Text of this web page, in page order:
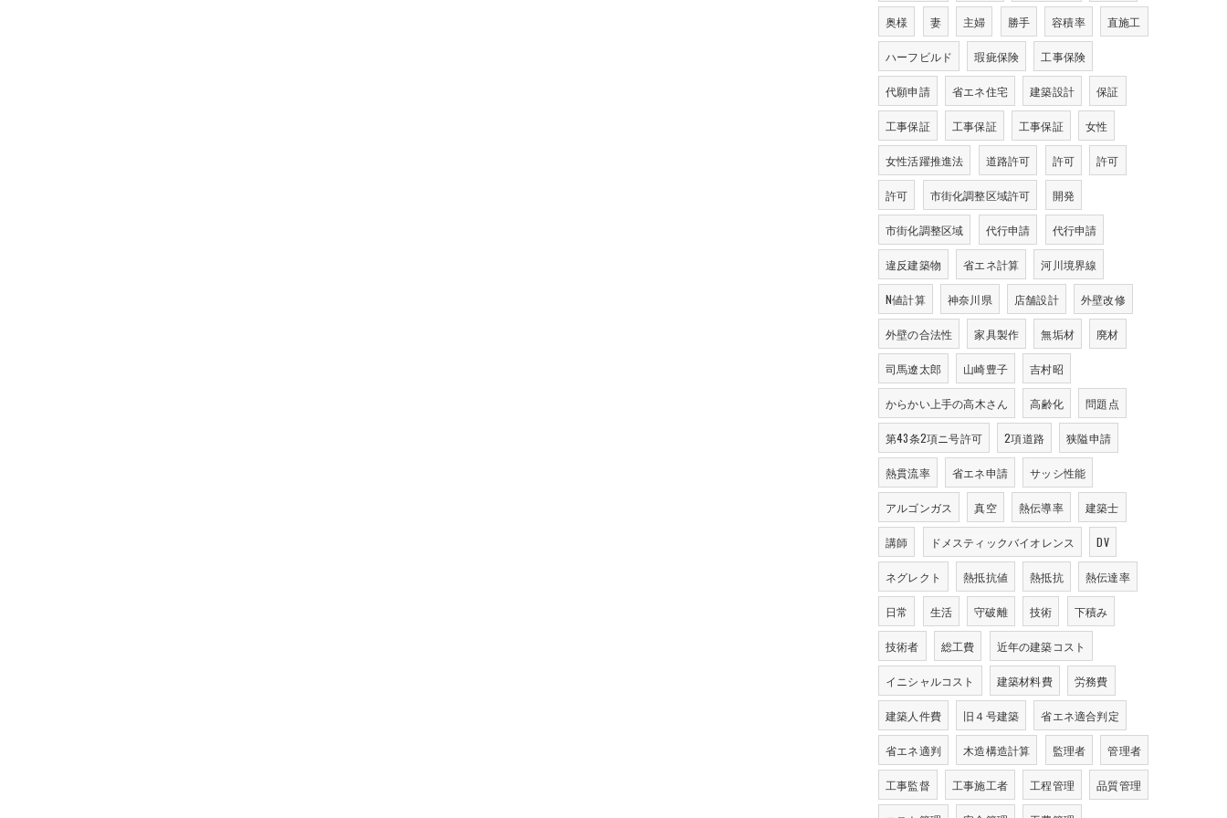
奥様 妻 主婦 勝手 容積率 直施工
ハーフビルド 瑕疵保険 工事保険
代願申請 省エネ住宅 建築設計 保証
工事保証 工事保証 工事保証 女性
女性活躍推進法 道路許可 許可 許可
許可 市街化調整区域許可 開発
市街化調整区域 代行申請 代行申請
違反建築物 省エネ計算 河川境界線
N値計算 神奈川県 店舗設計 外壁改修
外壁の合法性 家具製作 無垢材 廃材
司馬遼太郎 山崎豊子 吉村昭
からかい上手の高木さん 高齢化 問題点
第43条2項ニ号許可 2項道路 狭隘申請
熱貫流率 省エネ申請 サッシ性能
アルゴンガス 真空 熱伝導率 建築士
講師 ドメスティックバイオレンス DV
ネグレクト 熱抵抗値 熱抵抗 熱伝達率
日常 生活 守破離 技術 下積み
技術者 総工費 近年の建築コスト
イニシャルコスト 建築材料費 労務費
建築人件費 旧４号建築 省エネ適合判定
省エネ適判 木造構造計算 監理者 管理者
工事監督 工事施工者 工程管理 品質管理